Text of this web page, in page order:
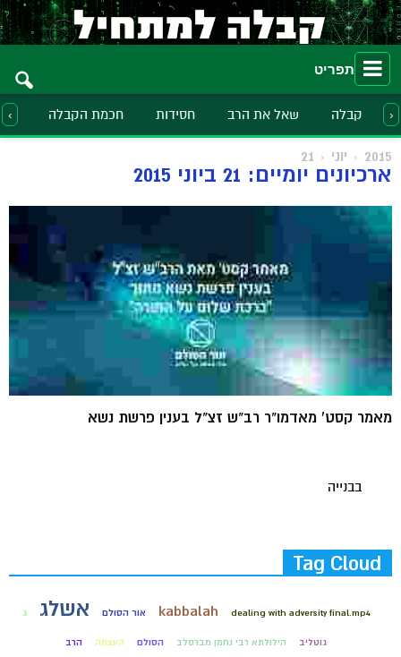
תפריט
קבלה שאל את הרב חסידות חכמת הקבלה ›
‹
2015 יוני 21
ארכיונים יומיים: 21 ביוני 2015
מאמר קסט' מאדמו"ר רב"ש זצ"ל בענין פרשת נשא
בבנייה
Tag Cloud
dealing with adversity final.mp4
kabbalah אור הסולם אשלג ג
גוטליב הילולתא רבי נחמן מברסלב הסולם העצמה הרב